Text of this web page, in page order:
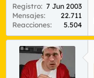
Registro 7 Jun 2003
Mensajes
22.711
Reacciones
5.504